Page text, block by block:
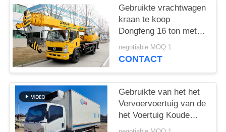
Gebruikte vrachtwagen
kraan te koop
Dongfeng 16 ton met
vijf-sectie rechte arm
Chinese mobiele kraan
negotiable MOQ:1
CONTACT
Gebruikte van het het
Vervoervoertuig van de
het Voertuig Koude
Ketting van ISUZU